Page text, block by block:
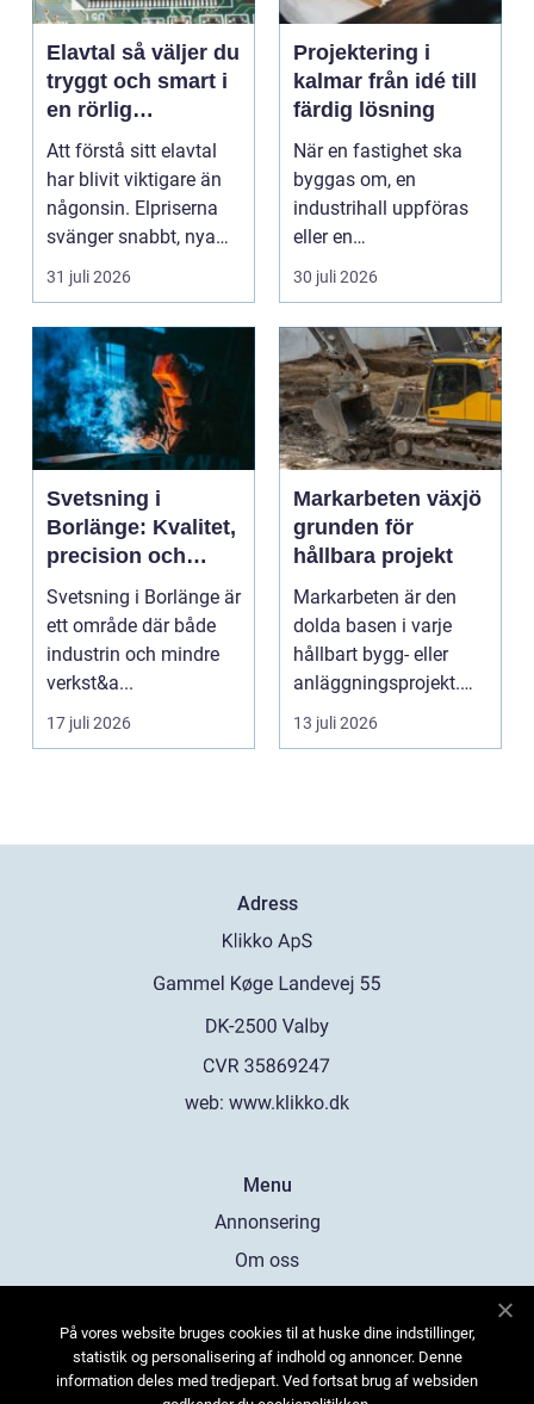
Elavtal så väljer du
tryggt och smart i
en rörlig
elmarknad
Att förstå sitt elavtal
har blivit viktigare än
någonsin. Elpriserna
svänger snabbt, nya
typer av av...
31 juli 2026
Projektering i
kalmar från idé till
färdig lösning
När en fastighet ska
byggas om, en
industrihall uppföras
eller en
lantbruksanläggning
moderniseras ä...
30 juli 2026
Svetsning i
Borlänge: Kvalitet,
precision och
hållbara
konstruktioner
Svetsning i Borlänge är
ett område där både
industrin och mindre
verkst&a...
17 juli 2026
Markarbeten växjö
grunden för
hållbara projekt
Markarbeten är den
dolda basen i varje
hållbart bygg- eller
anläggningsprojekt.
Oavsett om det gälle...
13 juli 2026
Adress
web: www.klikko.dk
Menu
Annonsering
Om oss
Kontakta oss
Sitemap
På vores website bruges cookies til at huske dine indstillinger,
statistik og personalisering af indhold og annoncer. Denne
information deles med tredjepart. Ved fortsat brug af websiden